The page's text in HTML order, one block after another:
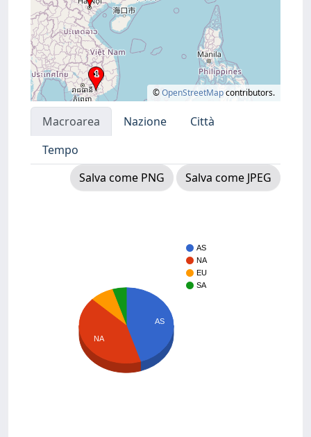
©OpenStreetMapcontributors.
Macroarea Nazione
Città
Tempo
Salva come PNG
Salva come JPEG
AS
NA
EU
SA
AS
NA